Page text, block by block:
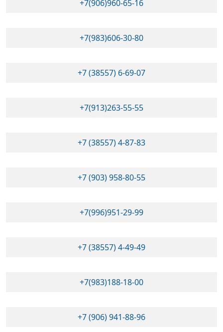
+7(906)960-65-16
+7(983)606-30-80
+7 (38557) 6-69-07
+7(913)263-55-55
+7 (38557) 4-87-83
+7 (903) 958-80-55
+7(996)951-29-99
+7 (38557) 4-49-49
+7(983)188-18-00
+7 (906) 941-88-96